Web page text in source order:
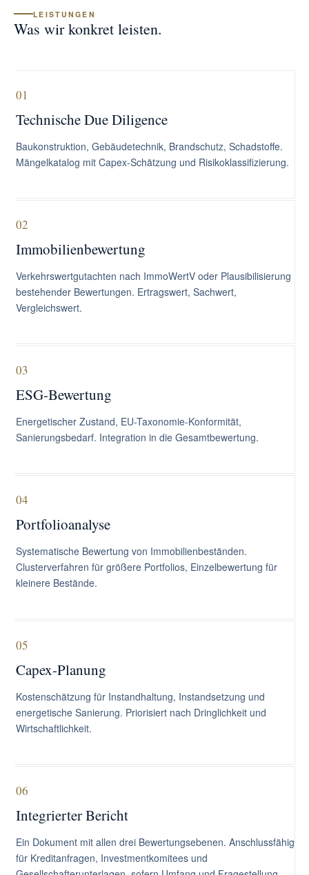
LEISTUNGEN
Was wir konkret leisten.
01
Technische Due Diligence
Baukonstruktion, Gebäudetechnik, Brandschutz, Schadstoffe.
Mängelkatalog mit Capex-Schätzung und Risikoklassifizierung.
02
Immobilienbewertung
Verkehrswertgutachten nach ImmoWertV oder Plausibilisierung
bestehender Bewertungen. Ertragswert, Sachwert,
Vergleichswert.
03
ESG-Bewertung
Energetischer Zustand, EU-Taxonomie-Konformität,
Sanierungsbedarf. Integration in die Gesamtbewertung.
04
Portfolioanalyse
Systematische Bewertung von Immobilienbeständen.
Clusterverfahren für größere Portfolios, Einzelbewertung für
kleinere Bestände.
05
Capex-Planung
Kostenschätzung für Instandhaltung, Instandsetzung und
energetische Sanierung. Priorisiert nach Dringlichkeit und
Wirtschaftlichkeit.
06
Integrierter Bericht
Ein Dokument mit allen drei Bewertungsebenen. Anschlussfähig
für Kreditanfragen, Investmentkomitees und